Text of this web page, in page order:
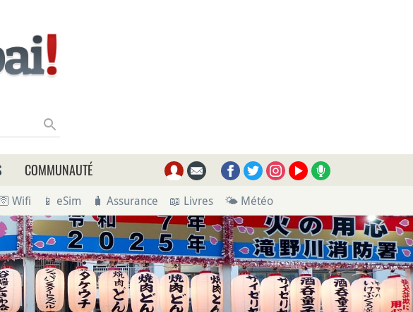
COMMUNAUTÉ
Wifi 📱 eSim 🧳 Assurance 📖 Livres 🌤 Météo